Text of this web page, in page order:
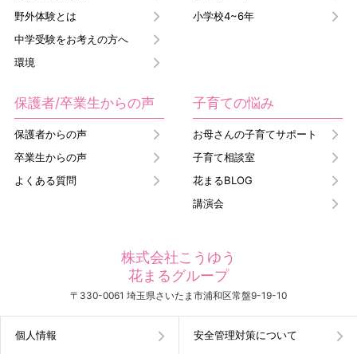
野外体験とは
中学受験をお考えの方へ
環境
小学校4~6年
保護者/卒業生からの声
保護者からの声
卒業生からの声
よくある質問
子育ての悩み
お母さんの子育てサポート
子育て相談室
花まるBLOG
講演会
株式会社こうゆう
花まるグループ
〒330-0061 埼玉県さいたま市浦和区常盤9-19-10
個人情報 安全管理対策について